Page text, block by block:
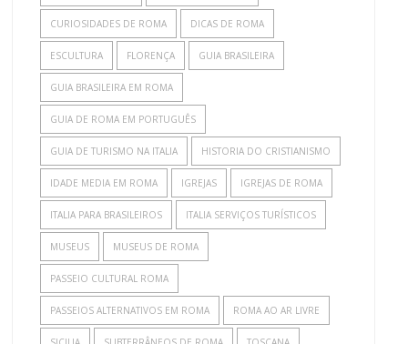
CURIOSIDADES DE ROMA DICAS DE ROMA
ESCULTURA FLORENÇA GUIA BRASILEIRA
GUIA BRASILEIRA EM ROMA
GUIA DE ROMA EM PORTUGUÊS
GUIA DE TURISMO NA ITALIA HISTORIA DO CRISTIANISMO
IDADE MEDIA EM ROMA IGREJAS IGREJAS DE ROMA
ITALIA PARA BRASILEIROS ITALIA SERVIÇOS TURÍSTICOS
MUSEUS MUSEUS DE ROMA
PASSEIO CULTURAL ROMA
PASSEIOS ALTERNATIVOS EM ROMA ROMA AO AR LIVRE